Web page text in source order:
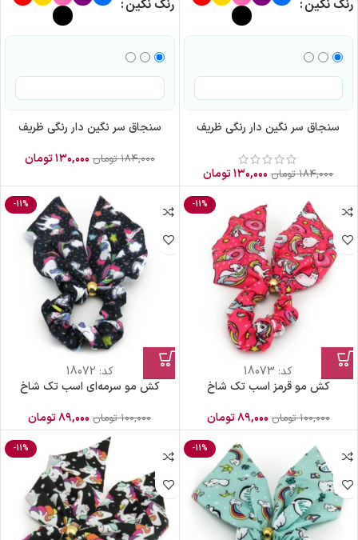
رنگ نگین
سنجاق سر نگین دار رنگی ظریف
۱۸۴,۰۰۰ تومان ۱۳۰,۰۰۰تومان
رنگ نگین
سنجاق سر نگین دار رنگی ظریف
۱۸۴,۰۰۰ تومان ۱۳۰,۰۰۰تومان
-11%
کد: 18073
کش مو قرمز اسب تک شاخ
۱۰۰,۰۰۰ تومان ۸۹,۰۰۰تومان
-11%
کد: 18072
کش مو سرمه‌ای اسب تک شاخ
۱۰۰,۰۰۰ تومان ۸۹,۰۰۰تومان
-11%
-11%